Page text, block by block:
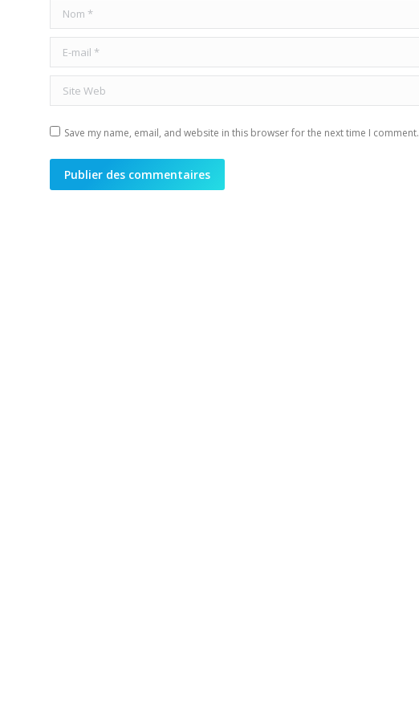
Nom *
E-mail *
Site Web
Save my name, email, and website in this browser for the next time I comment.
Publier des commentaires